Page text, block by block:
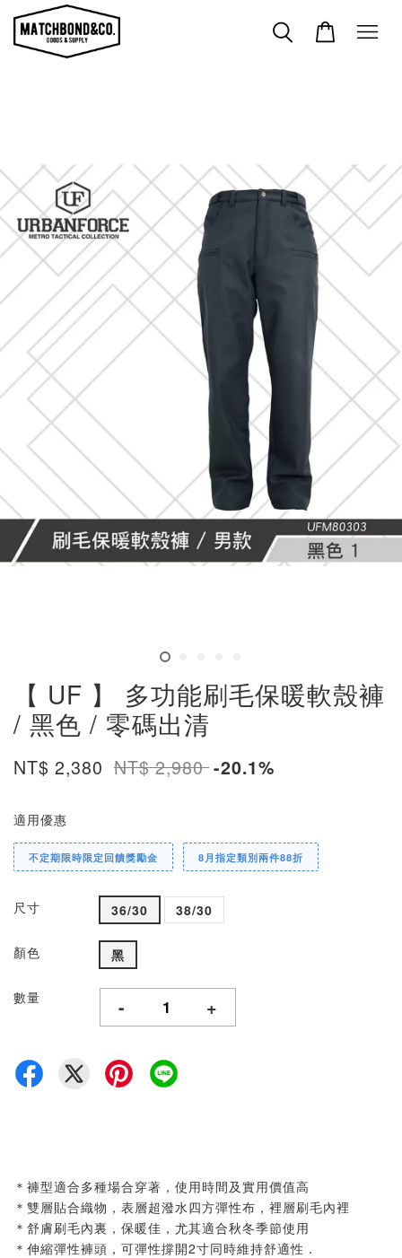
【 UF 】 多功能刷毛保暖軟殼褲
/ 黑色 / 零碼出清
NT$ 2,380 NT$ 2,980-20.1%
適用優惠
不定期限時限定回饋獎勵金 8月指定類別兩件88折
尺寸 36/30 38/30
顏色 黑
數量 - +
＊褲型適合多種場合穿著，使用時間及實用價值高
＊雙層貼合織物，表層超潑水四方彈性布，裡層刷毛內裡
＊舒膚刷毛內裏，保暖佳，尤其適合秋冬季節使用
＊伸縮彈性褲頭，可彈性撐開2寸同時維持舒適性．